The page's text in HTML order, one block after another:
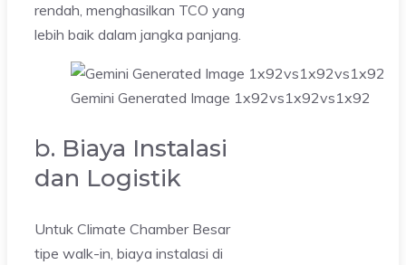
rendah, menghasilkan TCO yang
lebih baik dalam jangka panjang.
Gemini Generated Image 1x92vs1x92vs1x92
b. Biaya Instalasi
dan Logistik
Untuk Climate Chamber Besar
tipe walk-in, biaya instalasi di